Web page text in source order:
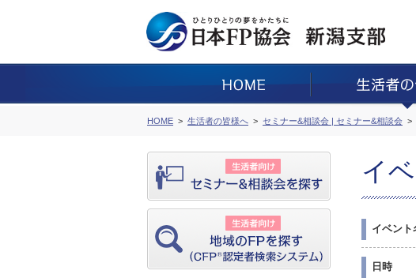
HOME 生活者の皆様へ セミナー&相談会 | セミナー&相談会
イ
イベント
日時